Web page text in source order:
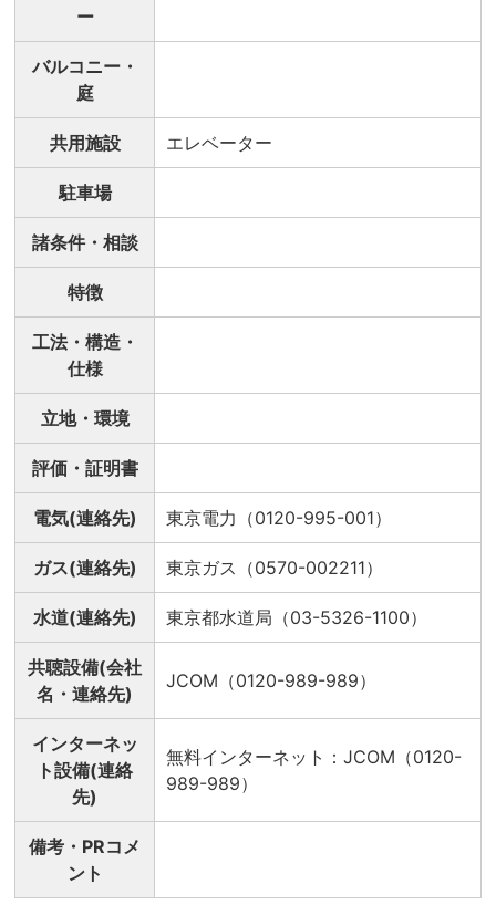
ー
バルコニー・
庭
共用施設 エレベーター
駐車場
諸条件・相談
特徴
工法・構造・
仕様
立地・環境
評価・証明書
電気(連絡先) 東京電力（0120-995-001）
ガス(連絡先) 東京ガス（0570-002211）
水道(連絡先) 東京都水道局（03-5326-1100）
共聴設備(会社
名・連絡先)
JCOM（0120-989-989）
インターネッ
ト設備(連絡
先)
無料インターネット：JCOM（0120-
989-989）
備考・PRコメ
ント